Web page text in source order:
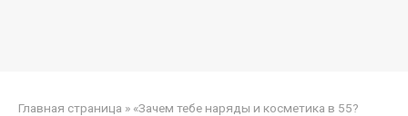
Главная страница » «Зачем тебе наряды и косметика в 55?